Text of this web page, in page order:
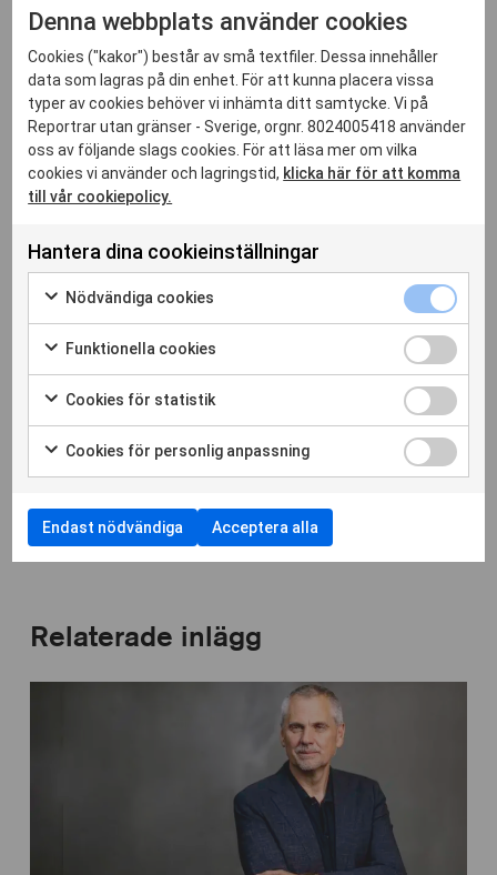
generalsekreterare ett starkt och viktigt stöd för RSF:s
uppdrag. Besöket är en påminnelse om att friheten att
informera och bli informerad är en grundläggande rättighet
som måste skyddas – nu mer än någonsin. Det är i dag
avgörande att sätta frågan om allmänhetens tillgång till
tillförlitlig information i centrum för våra gemensamma
strider, säger Thibaut Bruttin, RSF:s generaldirektör
AI – En stor utmaning för journalistikens
framtid
I takt med att artificiell intelligens förändrar
medielandskapet betonade António Guterres det akuta
behovet av regleringar för att skydda tillförlitlig information
mot AI-genererad desinformation. Genom systemlösningar
som Journalism Trust Initiative arbetar RSF för att främja
information.
Foto: Robin Grassi RSF
Relaterade inlägg
Denna webbplats använder cookies
Cookies ("kakor") består av små textfiler. Dessa innehåller
data som lagras på din enhet. För att kunna placera vissa
typer av cookies behöver vi inhämta ditt samtycke. Vi på
Reportrar utan gränser - Sverige, orgnr. 8024005418 använder
oss av följande slags cookies. För att läsa mer om vilka
cookies vi använder och lagringstid, klicka här för att komma
till vår cookiepolicy.
Hantera dina cookieinställningar
Nödvändiga cookies
Markera
för
samtycka
till
användning
av
cookies
Funktionella cookies
Markera
för
samtycka
till
användning
Funktionella
cookies
cookies
Cookies för statistik
Markera
för
samtycka
till
användning
av
Cookies
Cookies
för
statistik
Cookies för personlig anpassning
Markera
att
samtycka
till
för
anpassning
Cookies
för
Endast nödvändiga Acceptera alla